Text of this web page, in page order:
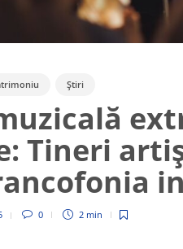
Știri
Tineri
0 2 min